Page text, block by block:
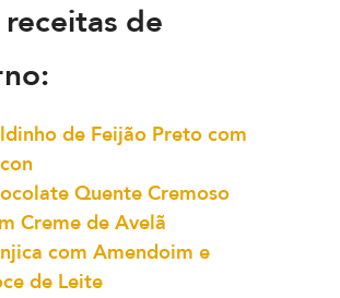
de
de Feijão Preto com
Quente Cremoso
Creme de Avelã
com Amendoim e
de Leite